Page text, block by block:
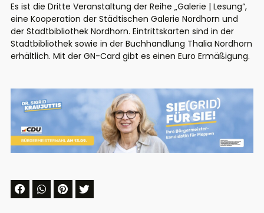
Es ist die Dritte Veranstaltung der Reihe „Galerie | Lesung“,
eine Kooperation der Städtischen Galerie Nordhorn und
der Stadtbibliothek Nordhorn. Eintrittskarten sind in der
Stadtbibliothek sowie in der Buchhandlung Thalia Nordhorn
erhältlich. Mit der GN-Card gibt es einen Euro Ermäßigung.